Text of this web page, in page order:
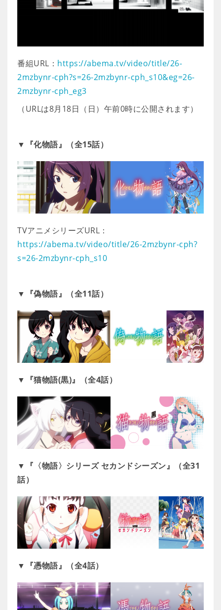
番組URL： https://abema.tv/video/title/26-
2mzbynr-cph?s=26-2mzbynr-cph_s10&eg=26-
2mzbynr-cph_eg3
（URLは8月18日（日）午前0時に公開されます）
▼『化物語』（全15話）
TVアニメシリーズURL：
https://abema.tv/video/title/26-2mzbynr-cph?
s=26-2mzbynr-cph_s10
▼『偽物語』（全11話）
▼『猫物語(黒)』（全4話）
▼『〈物語〉シリーズ セカンドシーズン』（全31
話）
▼『憑物語』（全4話）